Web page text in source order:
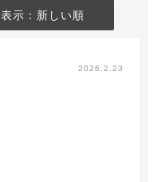
表示：新しい順
2026.2.23